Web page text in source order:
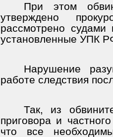
При этом
утверждено
рассмотрено
установленные УПК
Нарушение
работе следствия
Так, из
приговора и
что все